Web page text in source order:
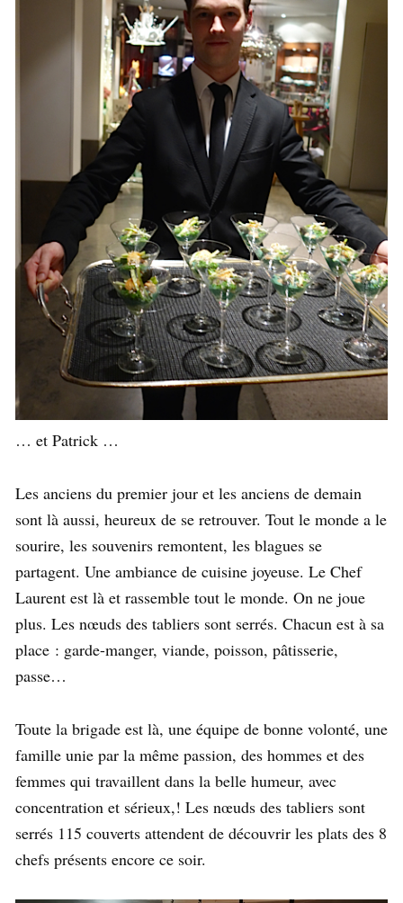
… et Patrick …
Les anciens du premier jour et les anciens de demain
sont là aussi, heureux de se retrouver. Tout le monde a le
sourire, les souvenirs remontent, les blagues se
partagent. Une ambiance de cuisine joyeuse. Le Chef
Laurent est là et rassemble tout le monde. On ne joue
plus. Les nœuds des tabliers sont serrés. Chacun est à sa
place : garde-manger, viande, poisson, pâtisserie,
passe…
Toute la brigade est là, une équipe de bonne volonté, une
famille unie par la même passion, des hommes et des
femmes qui travaillent dans la belle humeur, avec
concentration et sérieux,! Les nœuds des tabliers sont
serrés 115 couverts attendent de découvrir les plats des 8
chefs présents encore ce soir.